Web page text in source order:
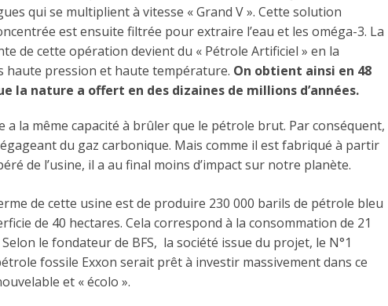
qui se multiplient à vitesse « Grand V ». Cette solution
est ensuite filtrée pour extraire l’eau et les oméga-3. La
de cette opération devient du « Pétrole Artificiel » en la
haute pression et haute température. On obtient ainsi en 48
la nature a offert en des dizaines de millions d’années.
a la même capacité à brûler que le pétrole brut. Par conséquent,
du gaz carbonique. Mais comme il est fabriqué à partir
de l’usine, il a au final moins d’impact sur notre planète.
de cette usine est de produire 230 000 barils de pétrole bleu
de 40 hectares. Cela correspond à la consommation de 21
le fondateur de BFS, la société issue du projet, le N°1
fossile Exxon serait prêt à investir massivement dans ce
et « écolo ».